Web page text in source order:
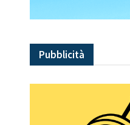
Pubblicità